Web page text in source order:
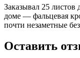
Заказывал 25 листов
доме — фальцевая
почти незаметные
Оставить